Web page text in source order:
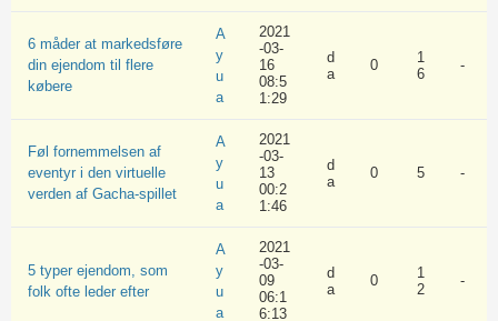
6 måder at markedsføre
din ejendom til flere
købere
A
y
u
a
2021
-03-
16
08:5
1:29
d
a
0
1
6
-
Føl fornemmelsen af
eventyr i den virtuelle
verden af Gacha-spillet
A
y
u
a
2021
-03-
13
00:2
1:46
d
a
0 5 -
5 typer ejendom, som
folk ofte leder efter
A
y
u
a
2021
-03-
09
06:1
6:13
d
a
0
1
2
-